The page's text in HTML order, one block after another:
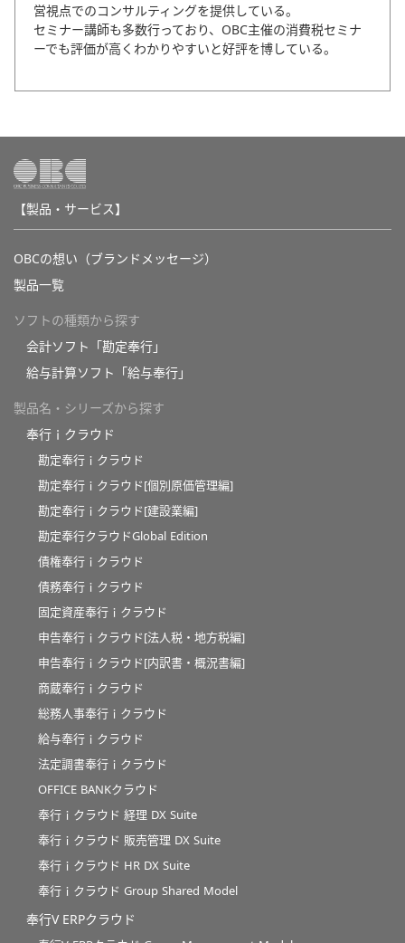
営視点でのコンサルティングを提供している。
セミナー講師も多数行っており、OBC主催の消費税セミナ
ーでも評価が高くわかりやすいと好評を博している。
【製品・サービス】
OBCの想い（ブランドメッセージ）
製品一覧
ソフトの種類から探す
会計ソフト「勘定奉行」
給与計算ソフト「給与奉行」
製品名・シリーズから探す
奉行ｉクラウド
勘定奉行ｉクラウド
勘定奉行ｉクラウド[個別原価管理編]
勘定奉行ｉクラウド[建設業編]
勘定奉行クラウドGlobal Edition
債権奉行ｉクラウド
債務奉行ｉクラウド
固定資産奉行ｉクラウド
申告奉行ｉクラウド[法人税・地方税編]
申告奉行ｉクラウド[内訳書・概況書編]
商蔵奉行ｉクラウド
総務人事奉行ｉクラウド
給与奉行ｉクラウド
法定調書奉行ｉクラウド
OFFICE BANKクラウド
奉行ｉクラウド 経理 DX Suite
奉行ｉクラウド 販売管理 DX Suite
奉行ｉクラウド HR DX Suite
奉行ｉクラウド Group Shared Model
奉行V ERPクラウド